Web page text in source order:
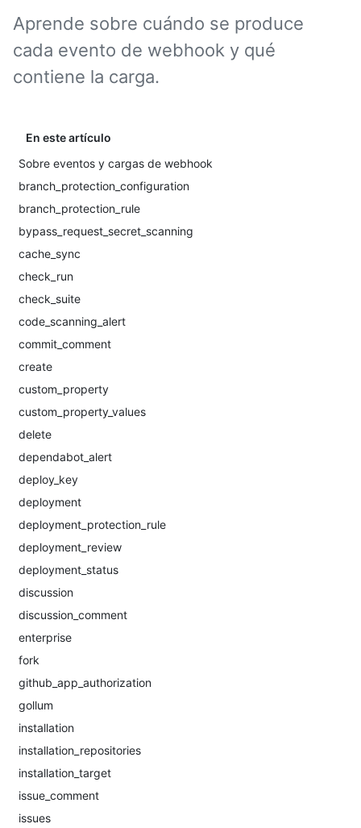
Aprende sobre cuándo se produce
cada evento de webhook y qué
contiene la carga.
En este artículo
Sobre eventos y cargas de webhook
branch_protection_configuration
branch_protection_rule
bypass_request_secret_scanning
cache_sync
check_run
check_suite
code_scanning_alert
commit_comment
create
custom_property
custom_property_values
delete
dependabot_alert
deploy_key
deployment
deployment_protection_rule
deployment_review
deployment_status
discussion
discussion_comment
enterprise
fork
github_app_authorization
gollum
installation
installation_repositories
installation_target
issue_comment
issues